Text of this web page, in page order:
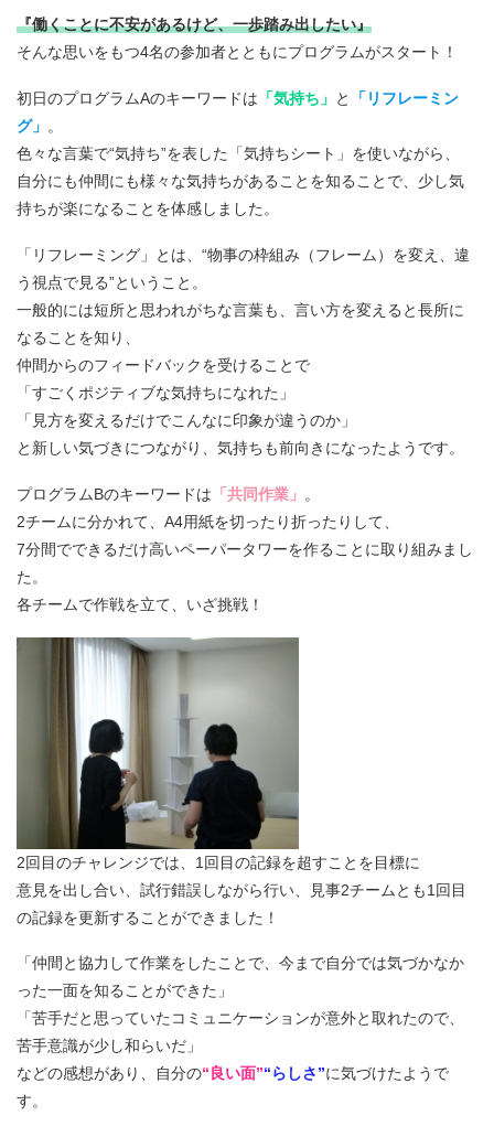
『働くことに不安があるけど、一歩踏み出したい』
そんな思いをもつ4名の参加者とともにプログラムがスタート！
初日のプログラムAのキーワードは 「気持ち」 と
「リフレーミン
グ」 。
色々な言葉で“気持ち”を表した「気持ちシート」を使いながら、
自分にも仲間にも様々な気持ちがあることを知ることで、少し気
持ちが楽になることを体感しました。
「リフレーミング」とは、“物事の枠組み（フレーム）を変え、違
う視点で見る”ということ。
一般的には短所と思われがちな言葉も、言い方を変えると長所に
なることを知り、
仲間からのフィードバックを受けることで
「すごくポジティブな気持ちになれた」
「見方を変えるだけでこんなに印象が違うのか」
と新しい気づきにつながり、気持ちも前向きになったようです。
プログラムBのキーワードは 「共同作業」
。
2チームに分かれて、A4用紙を切ったり折ったりして、
7分間でできるだけ高いペーパータワーを作ることに取り組みまし
た。
各チームで作戦を立て、いざ挑戦！
2回目のチャレンジでは、1回目の記録を超すことを目標に
意見を出し合い、試行錯誤しながら行い、見事2チームとも1回目
の記録を更新することができました！
「仲間と協力して作業をしたことで、今まで自分では気づかなか
った一面を知ることができた」
「苦手だと思っていたコミュニケーションが意外と取れたので、
苦手意識が少し和らいだ」
などの感想があり、自分の“良い面”“らしさ”に気づけたようで
す。